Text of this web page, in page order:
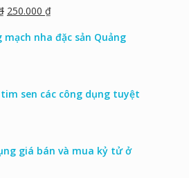
250.000 ₫
nha đặc sản Quảng
sen các công dụng tuyệt
giá bán và mua kỷ tử ở